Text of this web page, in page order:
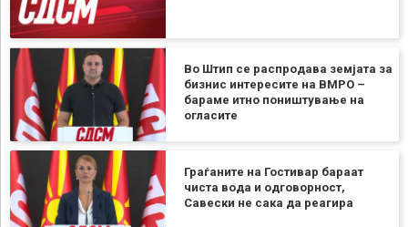
Во Штип се распродава земјата за
бизнис интересите на ВМРО –
бараме итно поништување на
огласите
Граѓаните на Гостивар бараат
чиста вода и одговорност,
Савески не сака да реагира